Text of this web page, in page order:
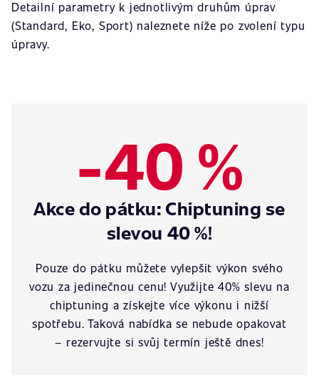
Detailní parametry k jednotlivým druhům úprav
(Standard, Eko, Sport) naleznete níže po zvolení typu
úpravy.
-40 %
Akce do pátku: Chiptuning se
slevou 40 %!
Pouze do pátku můžete vylepšit výkon svého
vozu za jedinečnou cenu! Využijte 40% slevu na
chiptuning a získejte více výkonu i nižší
spotřebu. Taková nabídka se nebude opakovat
– rezervujte si svůj termín ještě dnes!